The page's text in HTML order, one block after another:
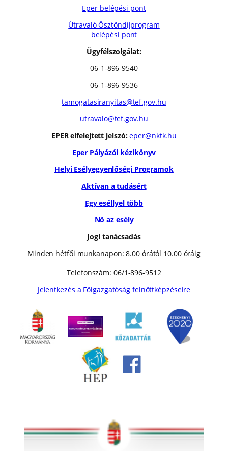
Eper belépési pont
Útravaló Ösztöndíjprogram
belépési pont
Ügyfélszolgálat:
06-1-896-9540
06-1-896-9536
tamogatasiranyitas@tef.gov.hu
utravalo@tef.gov.hu
EPER elfelejtett jelszó: eper@nktk.hu
Eper Pályázói kézikönyv
Helyi Esélyegyenlőségi Programok
Aktívan a tudásért
Egy eséllyel több
Nő az esély
Jogi tanácsadás
Minden hétfői munkanapon: 8.00 órától 10.00 óráig
Telefonszám: 06/1-896-9512
Jelentkezés a Főigazgatóság felnőttképzéseire